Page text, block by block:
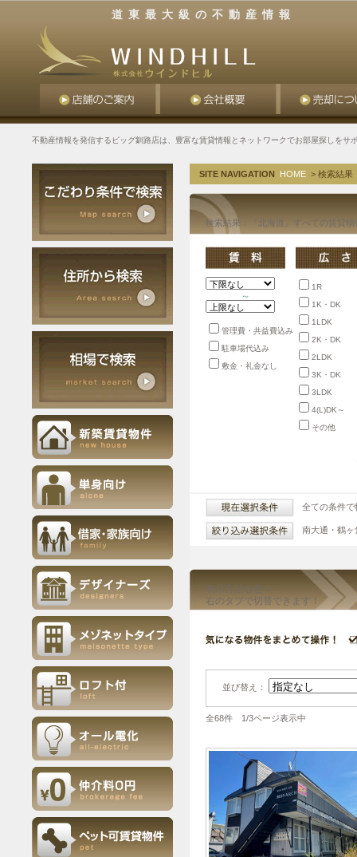
道東最大級の不動産情報
不動産情報を発信するビッグ釧路店は、豊富な賃貸情報とネットワークでお部屋探しをサ
SITE NAVIGATION HOME > 検索結果
検索結果：『北海道』すべての賃貸物
～
管理費・共益費込み
駐車場代込み
敷金・礼金なし
1R
1K・DK
1LDK
2K・DK
2LDK
3K・DK
3LDK
4(L)DK～
その他
全ての条件
南大通・鶴
表示方法も色々！
右のタブで切替できます！
並び替え：
全68件 1/3ページ表示中